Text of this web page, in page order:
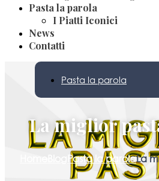
Pasta la parola
I Piatti Iconici
News
Contatti
Pasta la parola
La miglior
Pasta la parolaLa